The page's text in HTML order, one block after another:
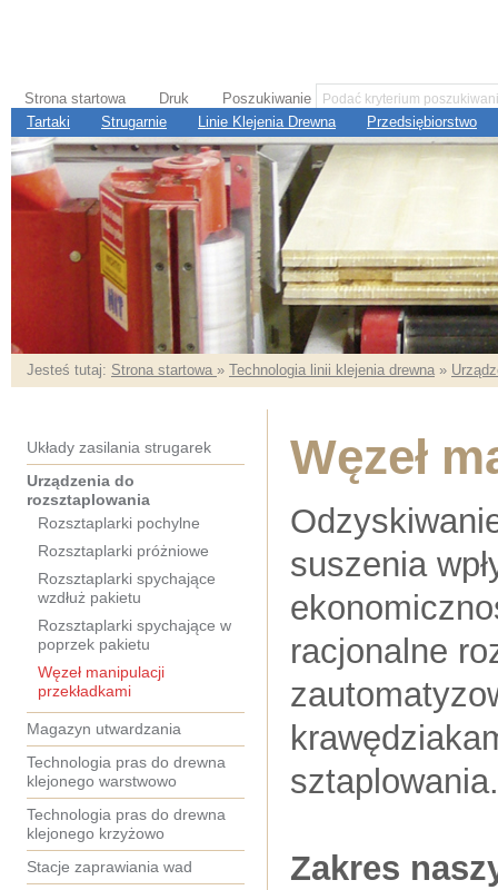
Strona startowa Druk
Poszukiwanie
Tartaki
Strugarnie Linie Klejenia Drewna Przedsiębiorstwo
Jesteś tutaj: Strona startowa » Technologia linii klejenia drewna »
Układy zasilania strugarek
Urządzenia do
rozsztaplowania
Rozsztaplarki pochylne
Rozsztaplarki próżniowe
Rozsztaplarki spychające
wzdłuż pakietu
Rozsztaplarki spychające w
poprzek pakietu
Węzeł manipulacji
przekładkami
Magazyn utwardzania
Technologia pras do drewna
klejonego warstwowo
Technologia pras do drewna
klejonego krzyżowo
Stacje zaprawiania wad
Węzeł
suszenia
racjonalne
sztaplowania.
Zakres